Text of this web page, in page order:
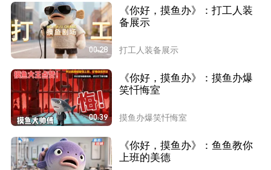
00:28
《你好，摸鱼办》：打工人装
备展示
打工人装备展示
00:39
《你好，摸鱼办》：摸鱼办爆
笑忏悔室
摸鱼办爆笑忏悔室
《你好，摸鱼办》：鱼鱼教你
上班的美德